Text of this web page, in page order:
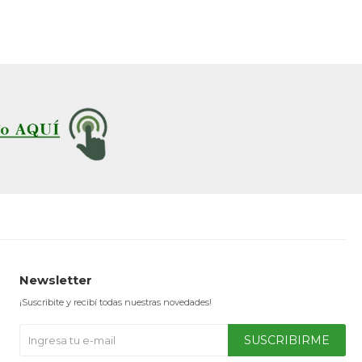
Newsletter
¡Suscribite y recibí todas nuestras novedades!
SUSCRIBIRME